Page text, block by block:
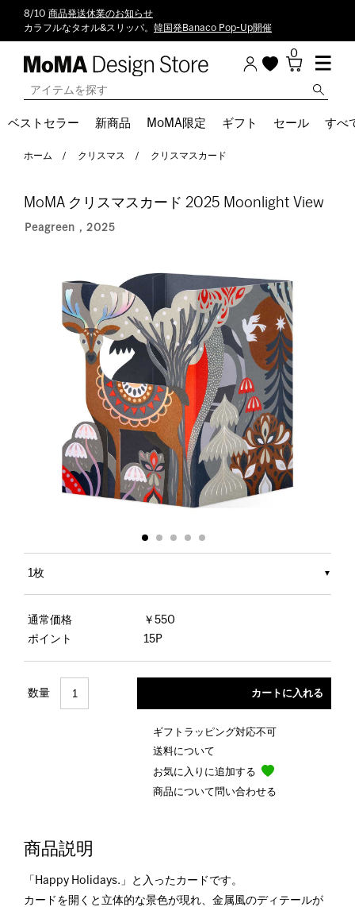
8/10 商品発送休業のお知らせ
カラフルなタオル&スリッパ。 韓国発Banaco Pop-Up開催
0
ベストセラー 新商品 MoMA限定 ギフト セール すべ
ホーム クリスマス クリスマスカード
MoMA クリスマスカード 2025 Moonlight View
Peagreen，2025
1枚
通常価格
￥550
ポイント
15P
数量
ギフトラッピング対応不可
送料について
お気に入りに追加する
商品について問い合わせる
商品説明
「Happy Holidays.」と入ったカードです。
カードを開くと立体的な景色が現れ、金属風のディテールが